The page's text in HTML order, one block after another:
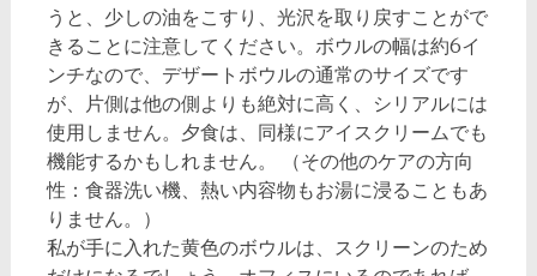
うと、少しの油をこすり、光沢を取り戻すことがで
きることに注意してください。ボウルの幅は約6イ
ンチなので、デザートボウルの通常のサイズです
が、片側は他の側よりも絶対に高く、シリアルには
使用しません。夕食は、同様にアイスクリームでも
機能するかもしれません。 （その他のケアの方向
性：食器洗い機、熱い内容物もお湯に浸ることもあ
りません。）
私が手に入れた黄色のボウルは、スクリーンのため